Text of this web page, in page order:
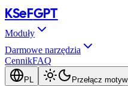
KSeFGPT
Moduły
Darmowe narzędzia
CennikFAQ
PL Przełącz motyw